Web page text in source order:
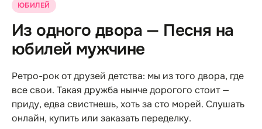
ЮБИЛЕЙ
Из одного двора — Песня на
юбилей мужчине
Ретро-рок от друзей детства: мы из того двора, где
все свои. Такая дружба нынче дорогого стоит —
приду, едва свистнешь, хоть за сто морей. Слушать
онлайн, купить или заказать переделку.